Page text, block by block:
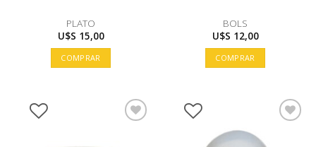
PLATO
U$S 15,00
COMPRAR
BOLS
U$S 12,00
COMPRAR